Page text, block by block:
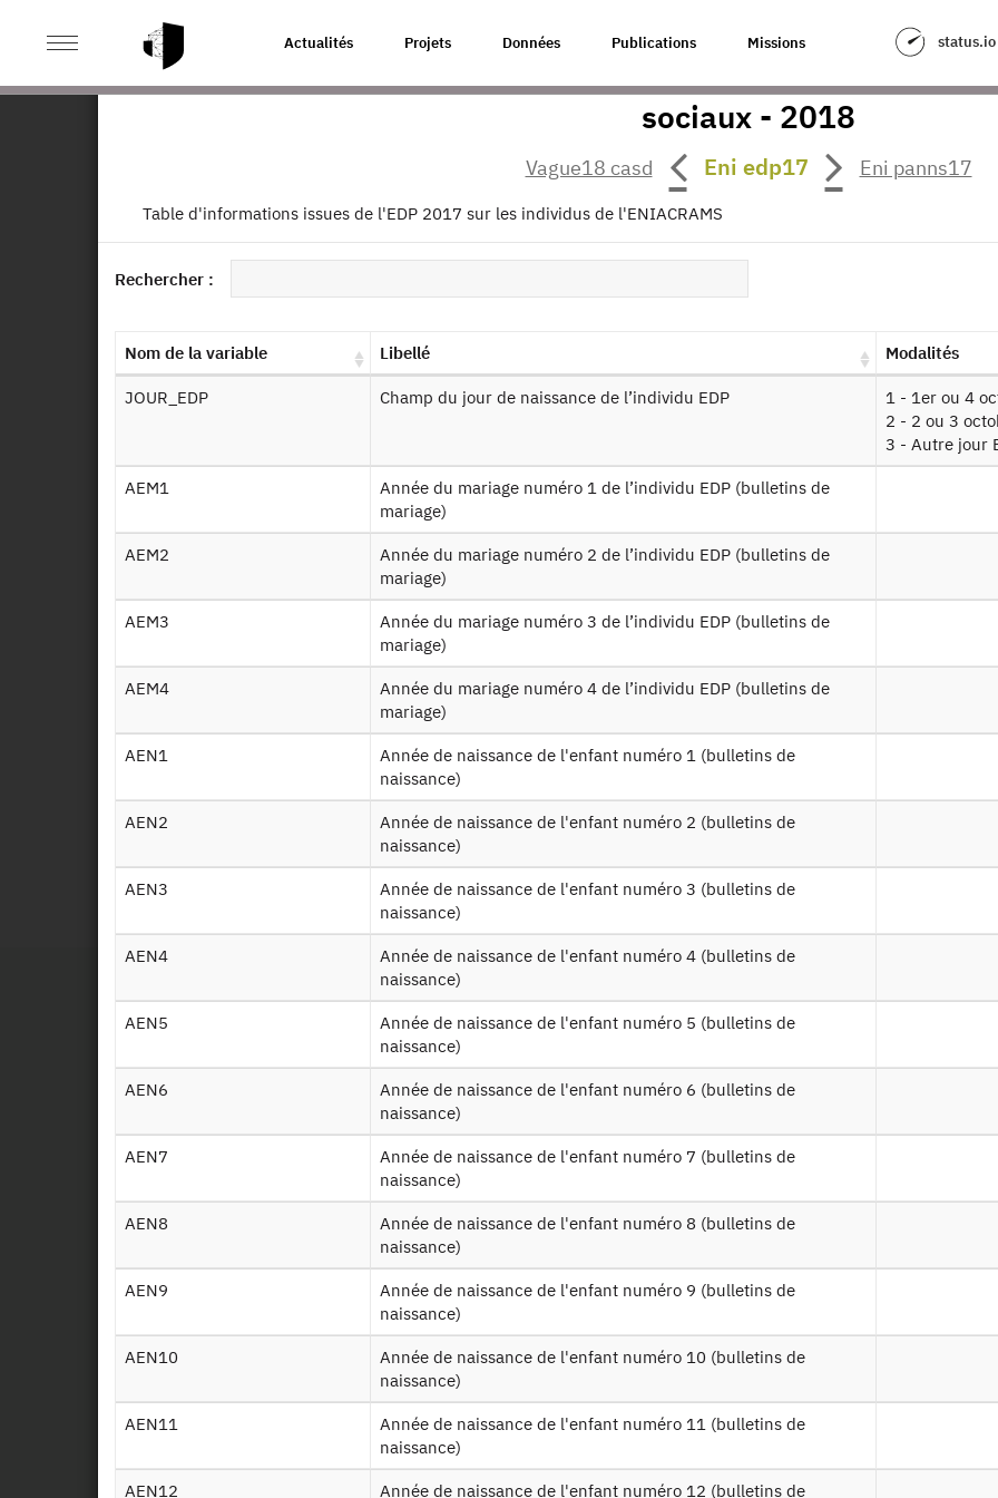
Actualités Projets Données Publications Missions status.io
ACCUEIL PAGE PRODUIT
Dessin de fichier
Identifiant persistant (DOI)
ENIACRAMS : Echantillon national
compléments de revenus d'activité et
2018
Autres produits :2001-2024, 2001-2023, 2001-2022, 2001-2021,
Autorisation :Comité du Secret Statistique
Dessin de fichier
Vague18 casd Table de la vague 2018 de l'ENIACRAMS
Eni edp17 Table d'informations issues de l'EDP
Eni panns17
Table d'informations issues du Panel
salariés occupés par les individus de
Eni pants17
Table d'informations issues du Panel
occupés par les individus de
Echantillon national interrégimes de compléments de
sociaux - 2018
Vague18 casd Eni edp17 Eni panns17
Table d'informations issues de l'EDP 2017 sur les individus de l'ENIACRAMS
Rechercher :
Nom de la variable Libellé Modalités
JOUR_EDP Champ du jour de naissance de l’individu EDP
1 - 1er ou 4
2 - 2 ou 3
3 - Autre jour
AEM1
Année du mariage numéro 1 de l’individu EDP (bulletins de
mariage)
AEM2
Année du mariage numéro 2 de l’individu EDP (bulletins de
mariage)
AEM3
Année du mariage numéro 3 de l’individu EDP (bulletins de
mariage)
AEM4
Année du mariage numéro 4 de l’individu EDP (bulletins de
mariage)
AEN1
Année de naissance de l'enfant numéro 1 (bulletins de
naissance)
AEN2
Année de naissance de l'enfant numéro 2 (bulletins de
naissance)
AEN3
Année de naissance de l'enfant numéro 3 (bulletins de
naissance)
AEN4
Année de naissance de l'enfant numéro 4 (bulletins de
naissance)
AEN5
Année de naissance de l'enfant numéro 5 (bulletins de
naissance)
AEN6
Année de naissance de l'enfant numéro 6 (bulletins de
naissance)
AEN7
Année de naissance de l'enfant numéro 7 (bulletins de
naissance)
AEN8
Année de naissance de l'enfant numéro 8 (bulletins de
naissance)
AEN9
Année de naissance de l'enfant numéro 9 (bulletins de
naissance)
AEN10
Année de naissance de l'enfant numéro 10 (bulletins de
naissance)
AEN11
Année de naissance de l'enfant numéro 11 (bulletins de
naissance)
AEN12 Année de naissance de l'enfant numéro 12 (bulletins de
Identifiant persistant
Documents utiles
Recrutement
Plan d’accès
Newsletter